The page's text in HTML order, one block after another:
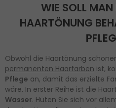
WIE SOLL MAN
HAARTÖNUNG
Obwohl die Haartönung
permanenten Haarfarben ist,
Pflege an, damit das erzielte
wäre. In erster Reihe ist die
Wasser. Hüten Sie sich vor